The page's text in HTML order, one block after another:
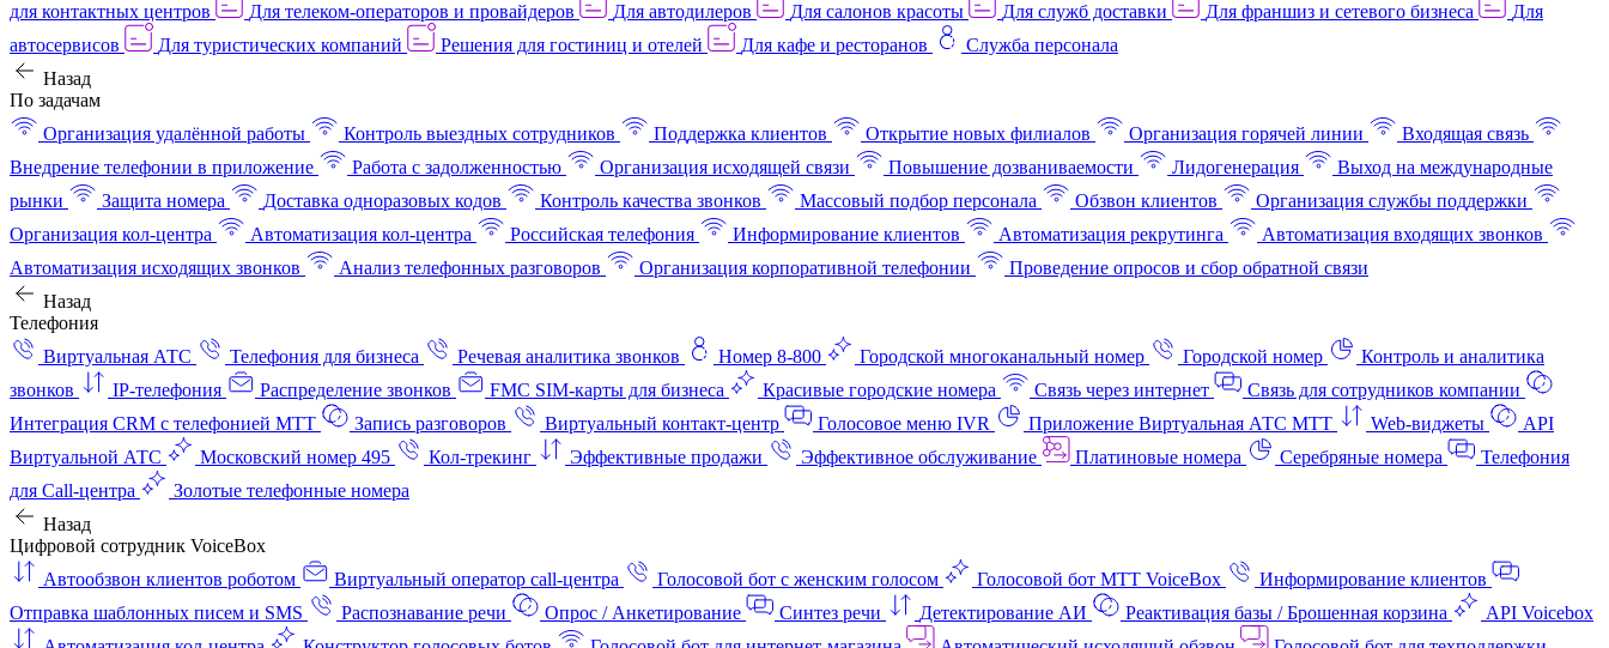
для контактных центров
Для телеком-операторов и провайдеров Для автодилеров Для салонов красоты Для служб доставки Для франшиз и сетевого бизнеса
Для
автосервисов
Для туристических компаний Решения для гостиниц и отелей Для кафе и ресторанов
Служба персонала
Назад
По задачам
Организация удалённой работы
Контроль выездных сотрудников Поддержка клиентов Открытие новых филиалов Организация горячей линии
Входящая связь
Внедрение телефонии в приложение
Работа с задолженностью Организация исходящей связи Повышение дозваниваемости Лидогенерация
Выход на международные
рынки
Защита номера Доставка одноразовых кодов Контроль качества звонков Массовый подбор персонала Обзвон клиентов
Организация службы поддержки
Организация кол-центра
Автоматизация кол-центра Российская телефония Информирование клиентов Автоматизация рекрутинга
Автоматизация входящих звонков
Автоматизация исходящих звонков
Анализ телефонных разговоров Организация корпоративной телефонии
Проведение опросов и сбор обратной связи
Назад
Телефония
Виртуальная АТС
Телефония для бизнеса Речевая аналитика звонков Номер 8-800 Городской многоканальный номер Городской номер
Контроль и аналитика
звонков
IP-телефония Распределение звонков FMC SIM-карты для бизнеса Красивые городские номера Связь через интернет
Связь для сотрудников компании
Интеграция CRM с телефонией МТТ
Запись разговоров Виртуальный контакт‑центр Голосовое меню IVR Приложение Виртуальная АТС МТТ Web-виджеты
API
Виртуальной АТС
Московский номер 495 Кол-трекинг Эффективные продажи Эффективное обслуживание Платиновые номера Серебряные номера
Телефония
для Call-центра
Золотые телефонные номера
Назад
Цифровой сотрудник VoiceBox
Автообзвон клиентов роботом
Виртуальный оператор call-центра Голосовой бот с женским голосом Голосовой бот МТТ VoiceBox
Информирование клиентов
Отправка шаблонных писем и SMS
Распознавание речи Опрос / Анкетирование Синтез речи Детектирование АИ Реактивация базы / Брошенная корзина
API Voicebox